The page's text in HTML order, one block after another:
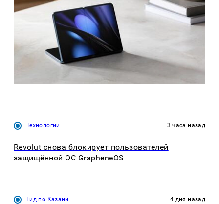
Технологии 3 часа назад
Revolut снова блокирует пользователей
защищённой ОС GrapheneOS
Гид по Казани 4 дня назад